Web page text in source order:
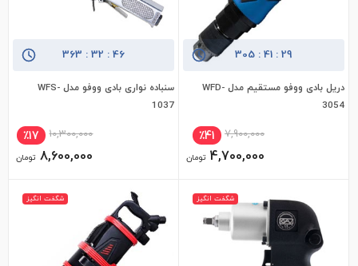
305 : 41 : 28
افزودن به سبد خریددریل بادی ووفو مستقیم مدل WFD-
3054
7,900,000 ٪41
4,700,000 تومان
363 : 32 : 45
افزودن به سبد خریدسنباده نواری بادی ووفو مدل WFS-
1037
10,300,000 ٪17
8,600,000 تومان
شگفت انگیز شگفت انگیز